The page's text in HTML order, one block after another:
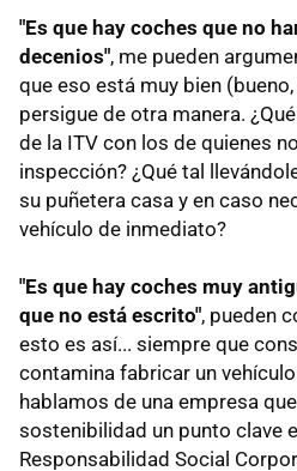
"Es que hay coches que no
decenios", me pueden
que eso está muy bien
persigue de otra manera.
de la ITV con los de quienes
inspección? ¿Qué tal
su puñetera casa y en caso
vehículo de inmediato?
"Es que hay coches muy
que no está escrito", pueden
esto es así... siempre que
contamina fabricar un
hablamos de una empresa
sostenibilidad un punto clave
Responsabilidad Social